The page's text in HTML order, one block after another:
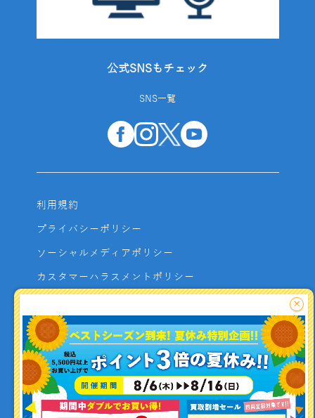
釣り情報を
公式SNSもチェック
SNS一覧
利用規約
プライバシーポリシー
ソーシャルメディアポリシー
カスタマーハラスメントポリシー
よくあるご質問
お問い合わせ
利用者資金の保全方法
×